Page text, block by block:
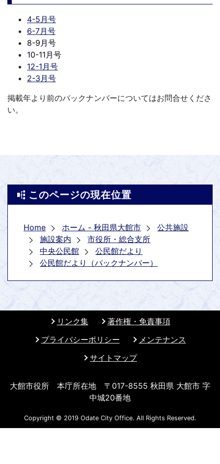
4-5月号
6-7月号
8-9月号
10-11月号
12-1月号
2-3月号
掲載年より前のバックナンバーについてはお問合せくださ
い。
このページの現在位置
Home ホーム - 秋田県大館市
公共施設
施設案内
市役所・総合支所
中央公民館
公民館だより
公民館だより（バックナンバー）
リンク集
著作権・免責事項
プライバシーポリシー
メンテナンス
サイトマップ
大館市役所 本庁所在地 〒017-8555 秋田県 大館市 字
中城20番地
Copyright © 2019 Odate City Office. All Rights Reserved.